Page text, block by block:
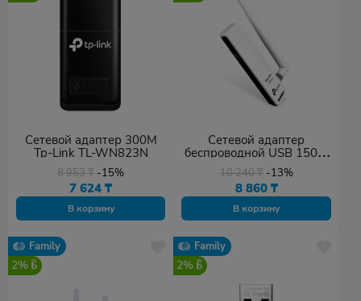
Сетевой адаптер 300M
Tp-Link TL-WN823N
8 953₸ -15%
7 624₸
В корзину
Сетевой адаптер
беспроводной USB 150M
Tp-Link TL-WN722N
10 240₸ -13%
8 860 ₸
В корзину
Family
2%
Family
2%